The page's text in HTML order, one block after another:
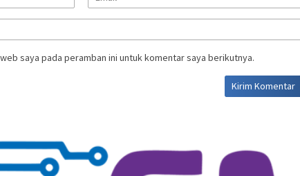
saya pada peramban ini untuk komentar saya berikutnya.